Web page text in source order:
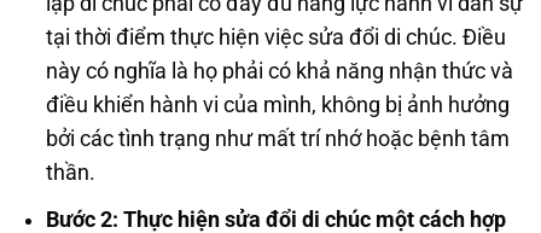
tại thời điểm thực hiện việc sửa đổi di chúc. Điều
này có nghĩa là họ phải có khả năng nhận thức và
điều khiển hành vi của mình, không bị ảnh hưởng
bởi các tình trạng như mất trí nhớ hoặc bệnh tâm
thần.
Bước 2: Thực hiện sửa đổi di chúc một cách hợp